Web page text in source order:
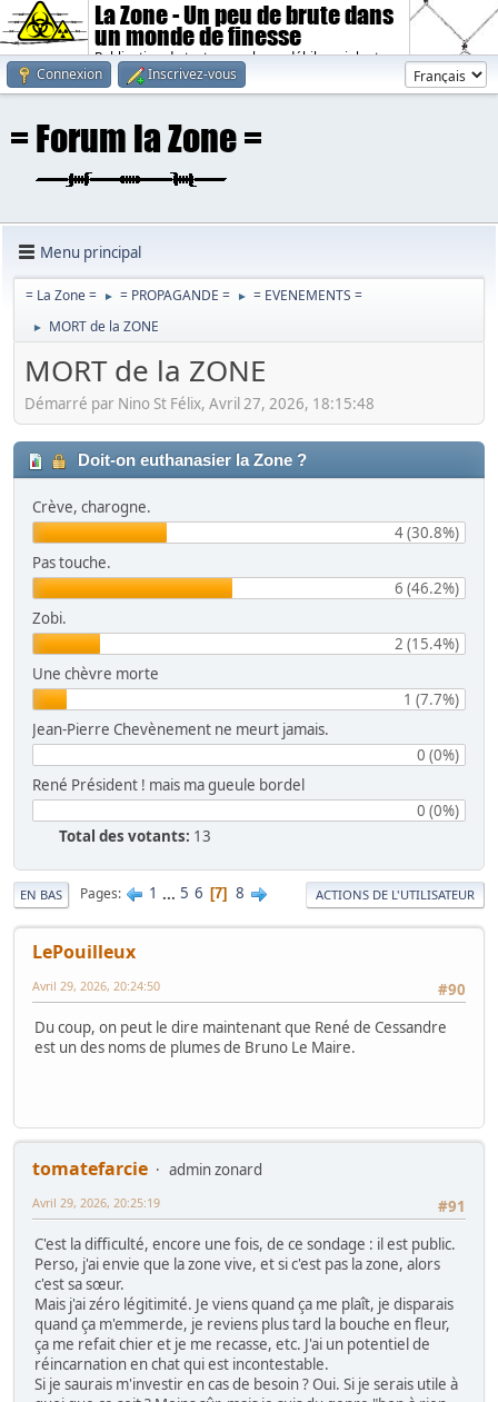
La Zone - Un peu de brute dans
un monde de finesse
Publication de textes sombres, débiles, violents.
Connexion
Inscrivez-vous
Menu principal
= La Zone = ► = PROPAGANDE = ► = EVENEMENTS =
► MORT de la ZONE
MORT de la ZONE
Démarré par Nino St Félix, Avril 27, 2026, 18:15:48
Doit-on euthanasier la Zone ?
Crève, charogne.
4 (30.8%)
Pas touche.
6 (46.2%)
Zobi.
2 (15.4%)
Une chèvre morte
1 (7.7%)
Jean-Pierre Chevènement ne meurt jamais.
0 (0%)
René Président ! mais ma gueule bordel
0 (0%)
Total des votants: 13
EN BAS Pages 1 ... 5 6 7 8 ACTIONS DE L'UTILISATEUR
LePouilleux
#90
Avril 29, 2026, 20:24:50
Du coup, on peut le dire maintenant que René de Cessandre
est un des noms de plumes de Bruno Le Maire.
tomatefarcie
admin zonard
#91
Avril 29, 2026, 20:25:19
C'est la difficulté, encore une fois, de ce sondage : il est public.
Perso, j'ai envie que la zone vive, et si c'est pas la zone, alors
c'est sa sœur.
Mais j'ai zéro légitimité. Je viens quand ça me plaît, je disparais
quand ça m'emmerde, je reviens plus tard la bouche en fleur,
ça me refait chier et je me recasse, etc. J'ai un potentiel de
réincarnation en chat qui est incontestable.
Si je saurais m'investir en cas de besoin ? Oui. Si je serais utile à